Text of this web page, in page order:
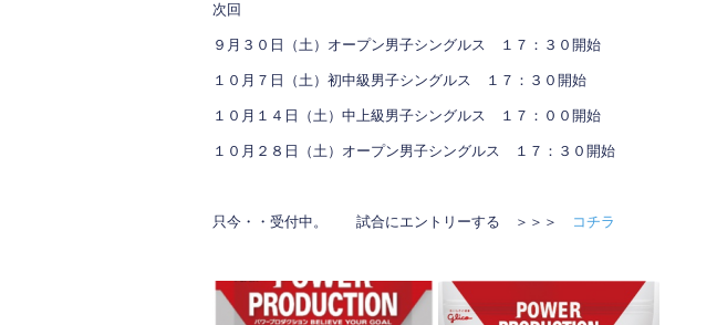
次回
９月３０日（土）オープン男子シングルス １７：３０開始
１０月７日（土）初中級男子シングルス １７：３０開始
１０月１４日（土）中上級男子シングルス １７：００開始
１０月２８日（土）オープン男子シングルス １７：３０開始
只今・・受付中。 試合にエントリーする ＞＞＞ コチラ